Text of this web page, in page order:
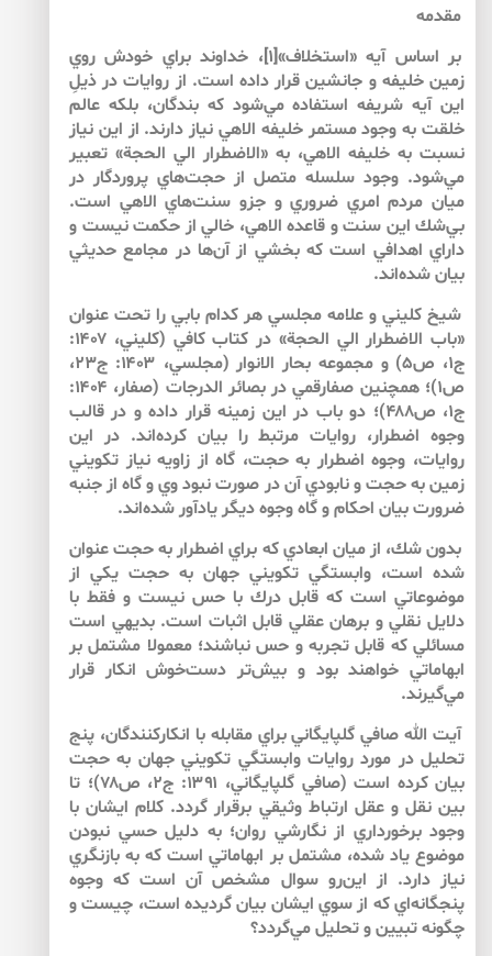
مقدمه
بر اساس آيه «استخلاف»[۱]، خداوند براي خودش روي
زمين خليفه و جانشين قرار داده است. از روايات در ذيلِ
اين آيه شريفه استفاده مي‌شود كه بندگان، بلكه عالم
خلقت به وجود مستمر خليفه الاهي نياز دارند. از اين نياز
نسبت به خليفه الاهي، به «الاضطرار الي الحجة» تعبير
مي‌شود. وجود سلسله متصل از حجت‌هاي پروردگار در
ميان مردم امري ضروري و جزو سنت‌هاي الاهي است.
بي‌شك اين سنت و قاعده الاهي، خالي از حكمت نيست و
داراي اهدافي است كه بخشي از آن‌ها در مجامع حديثي
بيان شده‌اند.
شيخ كليني و علامه مجلسي هر كدام بابي را تحت عنوان
«باب الاضطرار الي الحجة» در كتاب كافي (كليني، ۱۴۰۷:
ج۱، ص۵) و مجموعه بحار الانوار (مجلسي، ۱۴۰۳: ج۲۳،
ص۱)؛ همچنين صفارقمي در بصائر الدرجات (صفار، ۱۴۰۴:
ج۱، ص۴۸۸)؛ دو باب در اين زمينه قرار داده‌ و در قالب
وجوه اضطرار، روايات مرتبط را بيان كرده‌اند. در اين
روايات، وجوه اضطرار به حجت، گاه از زاويه نياز تكويني
زمين به حجت و نابودي آن در صورت نبود وي و گاه از جنبه
ضرورت بيان احكام و گاه وجوه ديگر يادآور شده‌اند.
بدون شك، از ميان ابعادي كه براي اضطرار به حجت عنوان
شده است، وابستگي تكويني جهان به حجت يكي از
موضوعاتي است كه قابل درك با حس نيست و فقط با
دلايل نقلي و برهان عقلي قابل اثبات است. بديهي است
مسائلي كه قابل تجربه و حس نباشند؛ معمولا مشتمل بر
ابهاماتي خواهند بود و بيش‌‌تر دست‌خوش انكار قرار
مي‌گيرند.
آيت الله صافي گلپايگاني براي مقابله با انكاركنندگان، پنج
تحليل در مورد روايات وابستگي تكويني جهان به حجت
بيان كرده است (صافي گلپايگاني، ۱۳۹۱: ج۲، ص۷۸)؛ تا
بين نقل و عقل ارتباط وثيقي برقرار گردد. كلام ايشان با
وجود برخورداري از نگارشي روان؛ به دليل حسي نبودن
موضوع ياد شده، مشتمل بر ابهاماتي است كه به بازنگري
نياز دارد. از اين‌‌رو سوال مشخص آن است كه وجوه
پنجگانه‌اي كه از سوي ايشان بيان گرديده است، چيست و
چگونه تبيين و تحليل مي‌گردد؟